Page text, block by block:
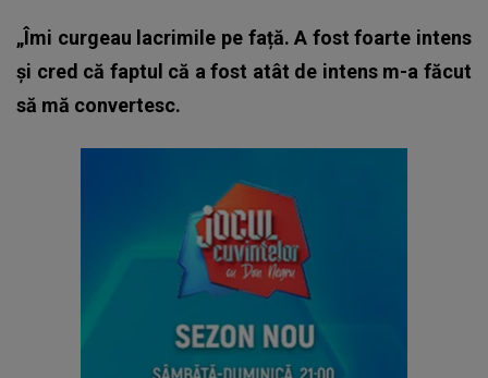
„Îmi curgeau lacrimile pe față. A fost foarte intens
și cred că faptul că a fost atât de intens m-a făcut
să mă convertesc.